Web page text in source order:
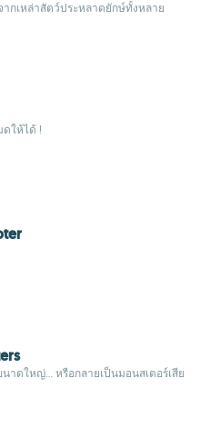
ากเหล่าสัตว์ประหลาดยักษ์ทั้งหลาย
ดให้ได้ !
าดใหญ่... หรือกลายเป็นมอนสเตอร์เสีย